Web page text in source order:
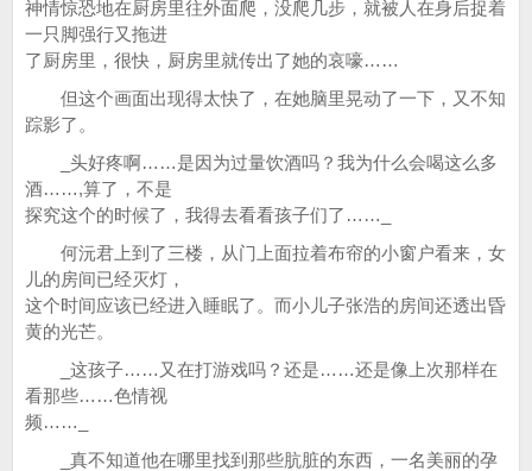
神情惊恐地在厨房里往外面爬，没爬几步，就被人在身后捉着
一只脚强行又拖进
了厨房里，很快，厨房里就传出了她的哀嚎……
但这个画面出现得太快了，在她脑里晃动了一下，又不知
踪影了。
_头好疼啊……是因为过量饮酒吗？我为什么会喝这么多
酒……,算了，不是
探究这个的时候了，我得去看看孩子们了……_
何沅君上到了三楼，从门上面拉着布帘的小窗户看来，女
儿的房间已经灭灯，
这个时间应该已经进入睡眠了。而小儿子张浩的房间还透出昏
黄的光芒。
_这孩子……又在打游戏吗？还是……还是像上次那样在
看那些……色情视
频……_
_真不知道他在哪里找到那些肮脏的东西，一名美丽的孕